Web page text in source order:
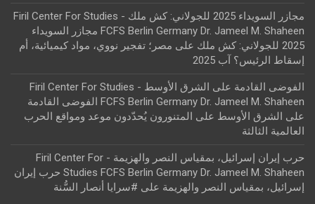
مجازر السويداء 2025 للجولاني: كش ملك - Firil Center For Studies
FCFS Berlin Germany Dr. Jameel M. Shaheen مجازر السويداء
2025 للجولاني: كش ملك
على مصر؛ تفجير نووي، مواد كيميائية، أم
إسقاط الرئيس؟ آب 2025
الفوضى القادمة على الشرق الأوسط - Firil Center For Studies
FCFS Berlin Germany Dr. Jameel M. Shaheen الفوضى القادمة
على الشرق الأوسط على
المتنورون يُحدّدون موعد ومواقع الحرب
العالمية الثالثة
حرب إيران إسرائيل، بمقياس النصر والهزيمة - Firil Center For
Studies FCFS Berlin Germany Dr. Jameel M. Shaheen حرب إيران
إسرائيل، بمقياس النصر والهزيمة على #سرايا أنصار السُّنة